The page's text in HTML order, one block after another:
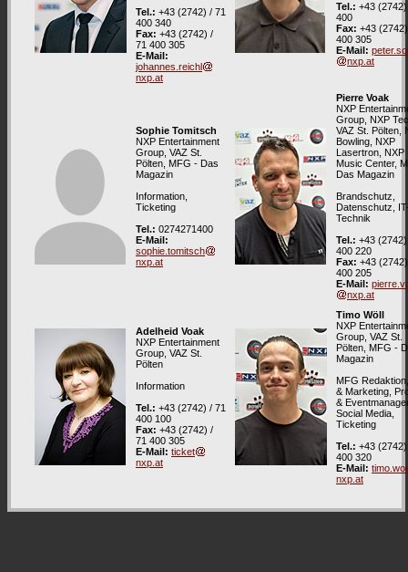
Tel.: +43 (2742) / 71
400 340
Fax: +43 (2742) /
71 400 305
E-Mail:
johannes.reichl
nxp.at
Tel.: +43
400
Fax: +43
400 305
E-Mail:
nxp.at
Sophie Tomitsch
NXP Entertainment
Group, VAZ St.
Pölten, MFG - Das
Magazin
Information,
Ticketing
Tel.: 0274271400
E-Mail:
sophie.tomitsch
nxp.at
Pierre Voak
NXP
Group, NXP
VAZ St. Pölten,
Bowling, NXP
Lasertron, NXP
Music Center,
Das Magazin
Brandschutz,
Datenschutz,
Technik
Tel.: +43
400 220
Fax: +43
400 205
E-Mail:
nxp.at
Adelheid Voak
NXP Entertainment
Group, VAZ St.
Pölten
Information
Tel.: +43 (2742) / 71
400 100
Fax: +43 (2742) /
71 400 305
E-Mail: ticket
nxp.at
Timo Wöll
NXP
Group, VAZ St.
Pölten, MFG -
Magazin
MFG
& Marketing,
&
Social Media,
Ticketing
Tel.: +43
400 320
E-Mail:
nxp.at